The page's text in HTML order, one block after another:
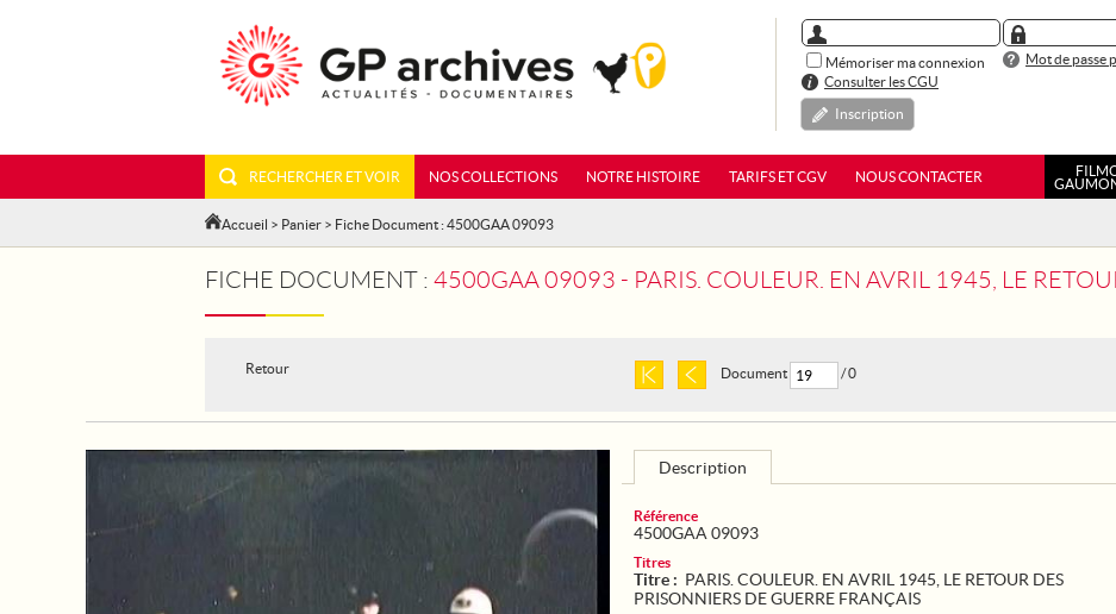
Mémoriser ma connexion
Mot de passe
Consulter les CGU
Inscription
RECHERCHER ET VOIR NOS COLLECTIONS NOTRE HISTOIRE TARIFS ET CGV NOUS CONTACTER
Accueil > Panier > Fiche Document : 4500GAA 09093
FICHE DOCUMENT : 4500GAA 09093 - PARIS. COULEUR. EN AVRIL 1945, LE RETOUR DES
Retour Document / 0
Description
Référence
4500GAA 09093
Titres
Titre : PARIS. COULEUR. EN AVRIL 1945, LE RETOUR DES
PRISONNIERS DE GUERRE FRANÇAIS